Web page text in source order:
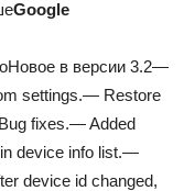
Google
в версии 3.2—
settings.— Restore
fixes.— Added
device info list.—
device id changed,